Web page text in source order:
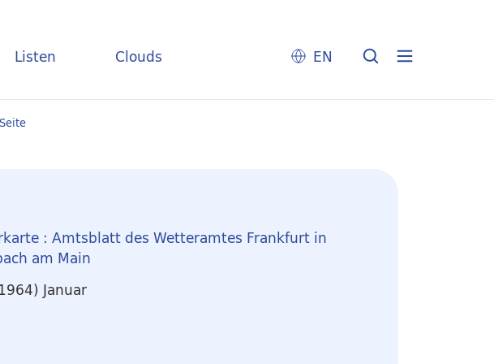
Listen Clouds EN
Seite
: Amtsblatt des Wetteramtes Frankfurt in
am Main
Januar